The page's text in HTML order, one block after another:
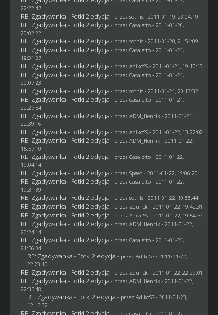
22:22:47
RE: Zgadywanka - Fotki 2 edycja - przez sothis- 2011-01-19, 23:04:19
RE: Zgadywanka - Fotki 2 edycja - przez Casaletto- 2011-01-20,
20:02:22
RE: Zgadywanka - Fotki 2 edycja - przez sothis- 2011-01-20, 21:54:09
RE: Zgadywanka - Fotki 2 edycja - przez Casaletto- 2011-01-21,
18:31:27
RE: Zgadywanka - Fotki 2 edycja - przez AdikoSS - 2011-01-21, 19:10:13
RE: Zgadywanka - Fotki 2 edycja - przez Casaletto- 2011-01-21,
20:07:23
RE: Zgadywanka - Fotki 2 edycja - przez sothis- 2011-01-21, 20:13:32
RE: Zgadywanka - Fotki 2 edycja - przez Casaletto- 2011-01-21,
22:27:54
RE: Zgadywanka - Fotki 2 edycja - przez ADM_Henrik - 2011-01-21,
22:39:16
RE: Zgadywanka - Fotki 2 edycja - przez AdikoSS - 2011-01-22, 13:22:02
RE: Zgadywanka - Fotki 2 edycja - przez ADM_Henrik - 2011-01-22,
15:57:10
RE: Zgadywanka - Fotki 2 edycja - przez Casaletto- 2011-01-22,
19:04:14
RE: Zgadywanka - Fotki 2 edycja - przez Speed - 2011-01-22, 19:06:20
RE: Zgadywanka - Fotki 2 edycja - przez Casaletto- 2011-01-22,
19:31:39
RE: Zgadywanka - Fotki 2 edycja - przez sothis- 2011-01-22, 19:38:44
RE: Zgadywanka - Fotki 2 edycja - przez Zdunek - 2011-01-22, 19:42:31
RE: Zgadywanka - Fotki 2 edycja - przez AdikoSS - 2011-01-22, 19:54:59
RE: Zgadywanka - Fotki 2 edycja - przez ADM_Henrik - 2011-01-22,
20:24:14
RE: Zgadywanka - Fotki 2 edycja - przez Casaletto- 2011-01-22,
21:56:04
RE: Zgadywanka - Fotki 2 edycja - przez AdikoSS - 2011-01-22,
22:23:10
RE: Zgadywanka - Fotki 2 edycja - przez Zdunek - 2011-01-22, 22:29:01
RE: Zgadywanka - Fotki 2 edycja - przez ADM_Henrik - 2011-01-22,
22:35:48
RE: Zgadywanka - Fotki 2 edycja - przez AdikoSS - 2011-01-23,
12:15:32
RE: Zgadywanka - Fotki 2 edycja - przez Casaletto- 2011-01-22,